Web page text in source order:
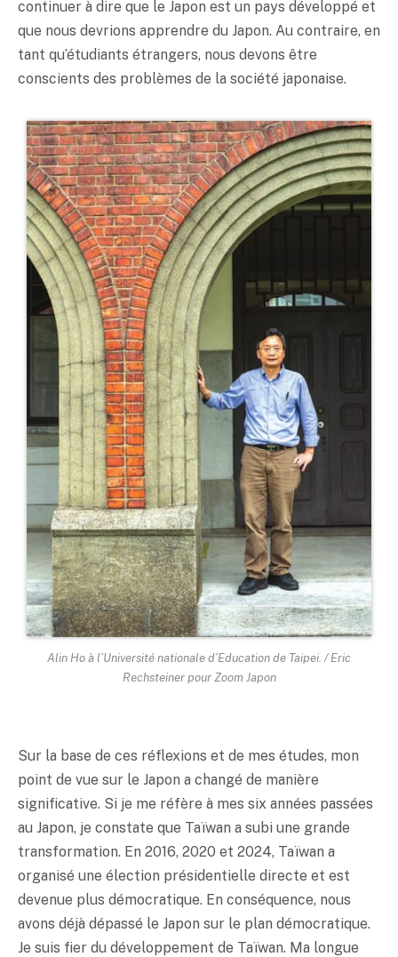
continuer à dire que le Japon est un pays développé et
que nous devrions apprendre du Japon. Au contraire, en
tant qu’étudiants étrangers, nous devons être
conscients des problèmes de la société japonaise.
Alin Ho à l’Université nationale d’Education de Taipei. / Eric
Rechsteiner pour Zoom Japon
Sur la base de ces réflexions et de mes études, mon
point de vue sur le Japon a changé de manière
significative. Si je me réfère à mes six années passées
au Japon, je constate que Taïwan a subi une grande
transformation. En 2016, 2020 et 2024, Taïwan a
organisé une élection présidentielle directe et est
devenue plus démocratique. En conséquence, nous
avons déjà dépassé le Japon sur le plan démocratique.
Je suis fier du développement de Taïwan. Ma longue